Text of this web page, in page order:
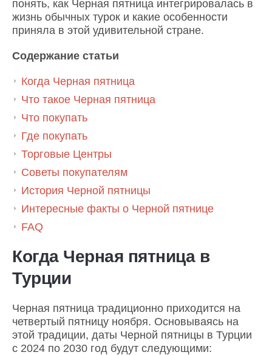
понять, как Черная пятница интегрировалась в
жизнь обычных турок и какие особенности
приняла в этой удивительной стране.
Содержание статьи
Когда Черная пятница
Что такое Черная пятница
Что покупать
Где покупать
Торговые Центры
Советы покупателям
История Черной пятницы
Интересные факты о Черной пятнице
FAQ
Когда Черная пятница в
Турции
Черная пятница традиционно приходится на
четвертый пятницу ноября. Основываясь на
этой традиции, даты Черной пятницы в Турции
с 2024 по 2030 год будут следующими: